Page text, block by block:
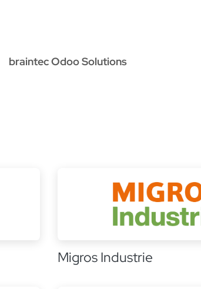
braintec Odoo Solutions
Migros Industrie